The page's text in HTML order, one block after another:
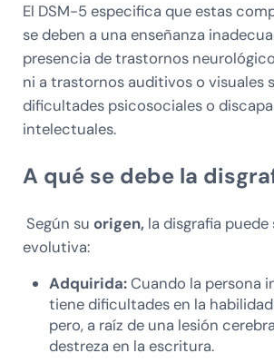
El DSM-5 especifica que estas
se deben a una enseñanza
presencia de trastornos
ni a trastornos auditivos o visuales
dificultades psicosociales o
intelectuales.
A qué se debe la
Según su origen,la disgrafia puede
evolutiva:
Adquirida:Cuando la persona
tiene dificultades en la
pero, a raíz de una lesión
destreza en la escritura.